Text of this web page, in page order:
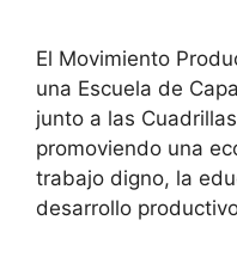
El Movimiento
una Escuela de
junto a las
promoviendo una
trabajo digno, la
desarrollo